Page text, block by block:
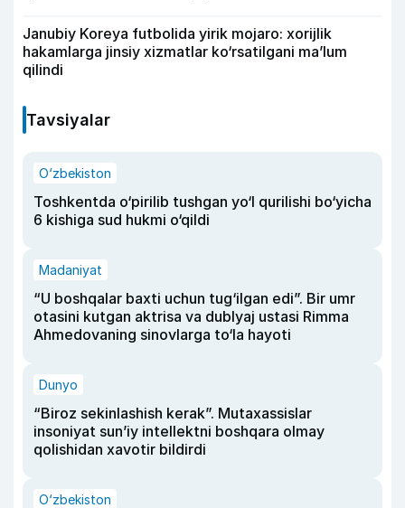
Janubiy Koreya futbolida yirik mojaro: xorijlik
hakamlarga jinsiy xizmatlar ko‘rsatilgani ma’lum
qilindi
Tavsiyalar
O‘zbekiston
Toshkentda o‘pirilib tushgan yo‘l qurilishi bo‘yicha
6 kishiga sud hukmi o‘qildi
Madaniyat
“U boshqalar baxti uchun tug‘ilgan edi”. Bir umr
otasini kutgan aktrisa va dublyaj ustasi Rimma
Ahmedovaning sinovlarga to‘la hayoti
Dunyo
“Biroz sekinlashish kerak”. Mutaxassislar
insoniyat sun’iy intellektni boshqara olmay
qolishidan xavotir bildirdi
O‘zbekiston